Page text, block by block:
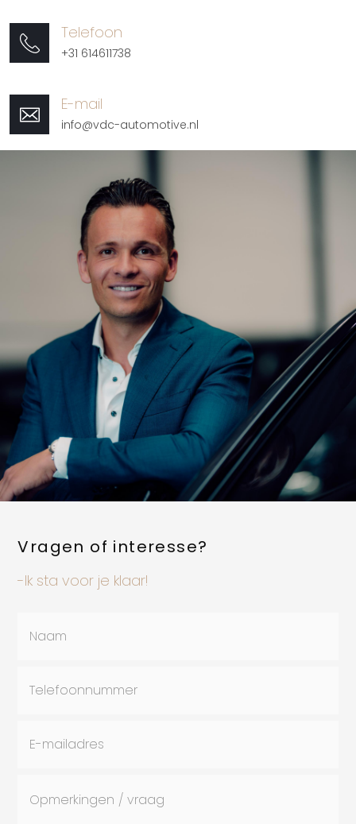
Telefoon
+31 614611738
E-mail
info@vdc-automotive.nl
Vragen of interesse?
-Ik sta voor je klaar!